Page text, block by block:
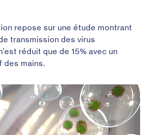
repose sur une étude montrant
transmission des virus
réduit que de 15% avec un
des mains.